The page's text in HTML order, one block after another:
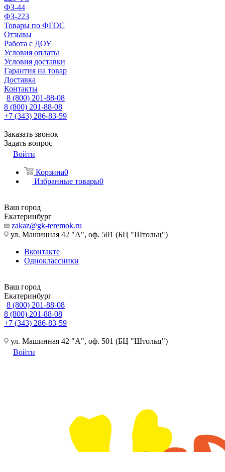
ФЗ-44
ФЗ-223
Товары по ФГОС
Отзывы
Работа с ДОУ
Условия оплаты
Условия доставки
Гарантия на товар
Доставка
Контакты
8 (800) 201-88-08
8 (800) 201-88-08
+7 (343) 286-83-59
Заказать звонок
Задать вопрос
Войти
Корзина0
Избранные товары0
Ваш город
Екатеринбург
zakaz@gk-teremok.ru
ул. Машинная 42 "А", оф. 501 (БЦ "Штольц")
Вконтакте
Одноклассники
Ваш город
Екатеринбург
8 (800) 201-88-08
8 (800) 201-88-08
+7 (343) 286-83-59
ул. Машинная 42 "А", оф. 501 (БЦ "Штольц")
Войти